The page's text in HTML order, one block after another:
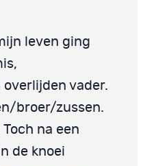
leven ging
vader.
broer/zussen.
na een
de knoei